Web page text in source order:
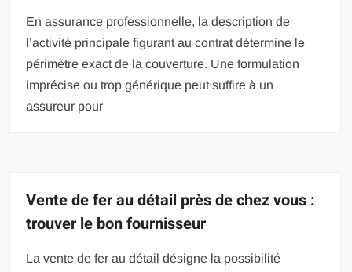
En assurance professionnelle, la description de
l’activité principale figurant au contrat détermine le
périmètre exact de la couverture. Une formulation
imprécise ou trop générique peut suffire à un
assureur pour
Vente de fer au détail près de chez vous :
trouver le bon fournisseur
La vente de fer au détail désigne la possibilité